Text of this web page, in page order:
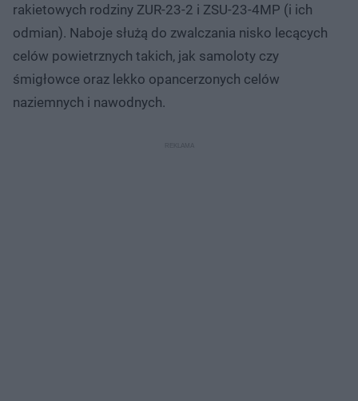
rakietowych rodziny ZUR-23-2 i ZSU-23-4MP (i ich
odmian). Naboje służą do zwalczania nisko lecących
celów powietrznych takich, jak samoloty czy
śmigłowce oraz lekko opancerzonych celów
naziemnych i nawodnych.